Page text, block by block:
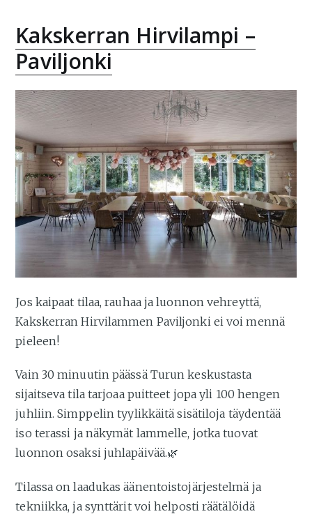
Kakskerran Hirvilampi –
Paviljonki
Jos kaipaat tilaa, rauhaa ja luonnon vehreyttä,
Kakskerran Hirvilammen Paviljonki ei voi mennä
pieleen!
Vain 30 minuutin päässä Turun keskustasta
sijaitseva tila tarjoaa puitteet jopa yli 100 hengen
juhliin. Simppelin tyylikkäitä sisätiloja täydentää
iso terassi ja näkymät lammelle, jotka tuovat
luonnon osaksi juhlapäivää.🌿
Tilassa on laadukas äänentoistojärjestelmä ja
tekniikka, ja synttärit voi helposti räätälöidä